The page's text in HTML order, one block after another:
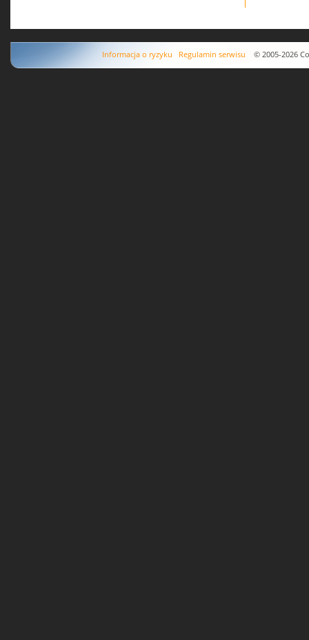
Informacja o ryzyku Regulamin serwisu © 2005-2026